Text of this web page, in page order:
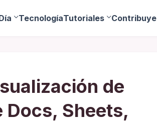
TecnologíaTutoriales Contribuye
de
Sheets,